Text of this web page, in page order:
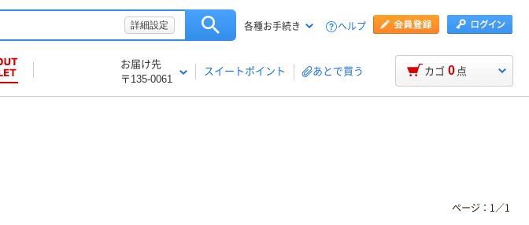
詳細設定 各種お手続き ヘルプ
お届け先
〒135-0061
スイートポイント あとで買う カゴ 0 点
ページ： 1 ／1